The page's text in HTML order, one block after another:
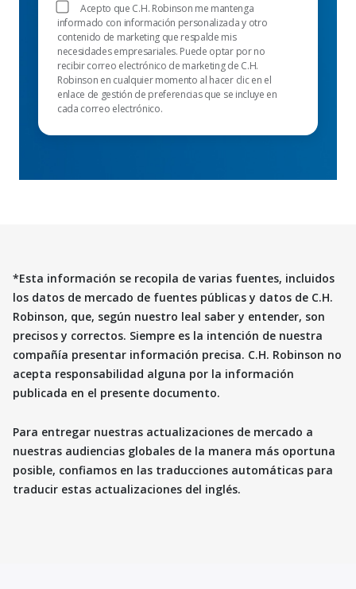
Acepto que C.H. Robinson me mantenga
informado con información personalizada y otro
contenido de marketing que respalde mis
necesidades empresariales. Puede optar por no
recibir correo electrónico de marketing de C.H.
Robinson en cualquier momento al hacer clic en el
enlace de gestión de preferencias que se incluye en
cada correo electrónico.
*Esta información se recopila de varias fuentes, incluidos
los datos de mercado de fuentes públicas y datos de C.H.
Robinson, que, según nuestro leal saber y entender, son
precisos y correctos. Siempre es la intención de nuestra
compañía presentar información precisa. C.H. Robinson no
acepta responsabilidad alguna por la información
publicada en el presente documento.
Para entregar nuestras actualizaciones de mercado a
nuestras audiencias globales de la manera más oportuna
posible, confiamos en las traducciones automáticas para
traducir estas actualizaciones del inglés.